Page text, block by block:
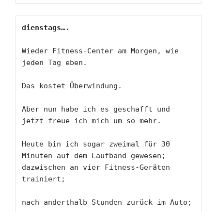
dienstags….
Wieder Fitness-Center am Morgen, wie
jeden Tag eben.
Das kostet Überwindung.
Aber nun habe ich es geschafft und
jetzt freue ich mich um so mehr.
Heute bin ich sogar zweimal für 30
Minuten auf dem Laufband gewesen;
dazwischen an vier Fitness-Geräten
trainiert;
nach anderthalb Stunden zurück im Auto;